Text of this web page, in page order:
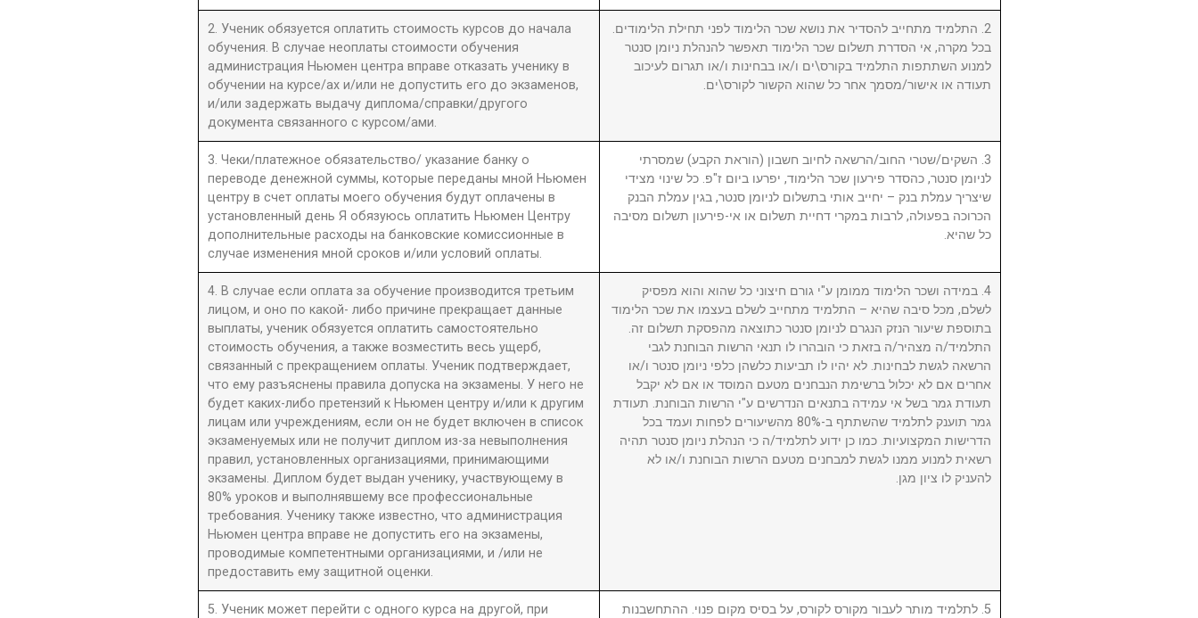
2. Ученик обязуется оплатить стоимость курсов до начала
обучения. В случае неоплаты стоимости обучения
администрация Ньюмен центра вправе отказать ученику в
обучении на курсе/ах и/или не допустить его до экзаменов,
и/или задержать выдачу диплома/справки/другого
документа связанного с курсом/ами.
2. התלמיד מתחייב להסדיר את נושא שכר הלימוד לפני תחילת הלימודים.
בכל מקרה, אי הסדרת תשלום שכר הלימוד תאפשר להנהלת ניומן סנטר
למנוע השתתפות התלמיד בקורס\ים ו/או בבחינות ו/או תגרום לעיכוב
תעודה או אישור/מסמך אחר כל שהוא הקשור לקורס\ים.
3. Чеки/платежное обязательство/ указание банку о
переводе денежной суммы, которые переданы мной Ньюмен
центру в счет оплаты моего обучения будут оплачены в
установленный день Я обязуюсь оплатить Ньюмен Центру
дополнительные расходы на банковские комиссионные в
случае изменения мной сроков и/или условий оплаты.
3. השקים/שטרי החוב/הרשאה לחיוב חשבון (הוראת הקבע) שמסרתי
לניומן סנטר, כהסדר פירעון שכר הלימוד, יפרעו ביום ז"פ. כל שינוי מצידי
שיצריך עמלת בנק – יחייב אותי בתשלום לניומן סנטר, בגין עמלת הבנק
הכרוכה בפעולה, לרבות במקרי דחיית תשלום או אי-פירעון תשלום מסיבה
כל שהיא.
4. В случае если оплата за обучение производится третьим
лицом, и оно по какой- либо причине прекращает данные
выплаты, ученик обязуется оплатить самостоятельно
стоимость обучения, а также возместить весь ущерб,
связанный с прекращением оплаты. Ученик подтверждает,
что ему разъяснены правила допуска на экзамены. У него не
будет каких-либо претензий к Ньюмен центру и/или к другим
лицам или учреждениям, если он не будет включен в список
экзаменуемых или не получит диплом из-за невыполнения
правил, установленных организациями, принимающими
экзамены. Диплом будет выдан ученику, участвующему в
80% уроков и выполнявшему все профессиональные
требования. Ученику также известно, что администрация
Ньюмен центра вправе не допустить его на экзамены,
проводимые компетентными организациями, и /или не
предоставить ему защитной оценки.
4. במידה ושכר הלימוד ממומן ע"י גורם חיצוני כל שהוא והוא מפסיק
לשלם, מכל סיבה שהיא – התלמיד מתחייב לשלם בעצמו את שכר הלימוד
בתוספת שיעור הנזק הנגרם לניומן סנטר כתוצאה מהפסקת תשלום זה.
התלמיד/ה מצהיר/ה בזאת כי הובהרו לו תנאי הרשות הבוחנת לגבי
הרשאה לגשת לבחינות. לא יהיו לו תביעות כלשהן כלפי ניומן סנטר ו/או
אחרים אם לא יכלול ברשימת הנבחנים מטעם המוסד או אם לא יקבל
תעודת גמר בשל אי עמידה בתנאים הנדרשים ע"י הרשות הבוחנת. תעודת
גמר תוענק לתלמיד שהשתתף ב-80% מהשיעורים לפחות ועמד בכל
הדרישות המקצועיות. כמו כן ידוע לתלמיד/ה כי הנהלת ניומן סנטר תהיה
רשאית למנוע ממנו לגשת למבחנים מטעם הרשות הבוחנת ו/או לא
להעניק לו ציון מגן.
5. Ученик может перейти с одного курса на другой, при
5. לתלמיד מותר לעבור מקורס לקורס, על בסיס מקום פנוי. ההתחשבנות